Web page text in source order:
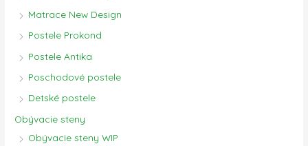
Matrace New Design
Postele Prokond
Postele Antika
Poschodové postele
Detské postele
Obývacie steny
Obývacie steny WIP